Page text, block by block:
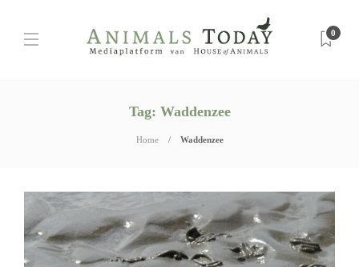
0
Tag: Waddenzee
Home Waddenzee